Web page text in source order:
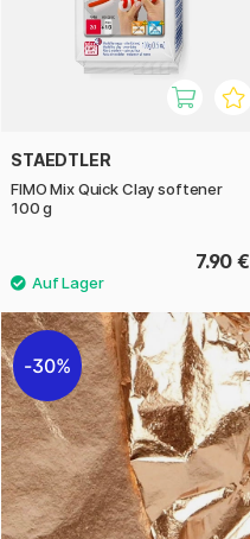
STAEDTLER
FIMO Mix Quick Clay softener
100 g
7.90 €
30%